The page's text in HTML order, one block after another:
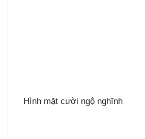
Hình mặt cười ngộ nghĩnh